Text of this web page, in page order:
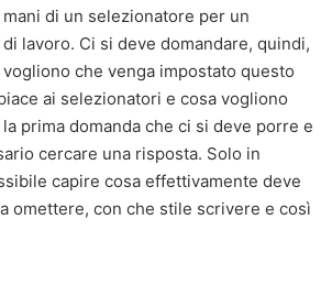
di un selezionatore per un
lavoro. Ci si deve domandare, quindi,
che venga impostato questo
ai selezionatori e cosa vogliono
prima domanda che ci si deve porre e
cercare una risposta. Solo in
capire cosa effettivamente deve
omettere, con che stile scrivere e così